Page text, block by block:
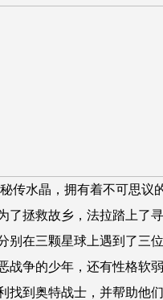
水晶，拥有着不可思议
了拯救故乡，法拉踏上了
在三颗星球上遇到了三
战争的少年，还有性格软
找到奥特战士，并帮助他